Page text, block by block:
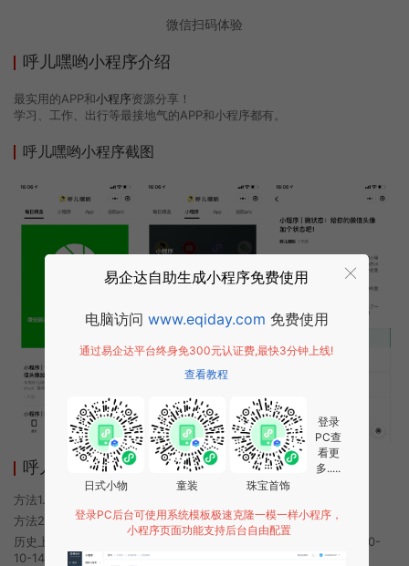
微信扫码体验
呼儿嘿哟小程序介绍
最实用的APP和小程序资源分享！
学习、工作、出行等最接地气的APP和小程序都有。
呼儿嘿哟小程序截图
呼儿嘿哟小程序使用方法
方法1. 使用微信扫描本页面上方二维码进入呼儿嘿哟的小程序
方法2. 在微信中搜索“呼儿嘿哟”即可进入小程序
历史上的今时小程序由呼儿嘿哟团队开发，易企达小程序商店于2020-
10-14 14:23发布
易企达自助生成小程序免费使用
电脑访问 www.eqiday.com 免费使用
通过易企达平台终身免300元认证费,最快3分钟上线!
查看教程
日式小物 童装 珠宝首饰
登录
PC查
看更
多.....
登录PC后台可使用系统模板极速克隆一模一样小程序，
小程序页面功能支持后台自由配置